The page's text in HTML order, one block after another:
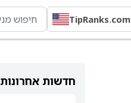
TipRanks.com
חדשות אחרונות